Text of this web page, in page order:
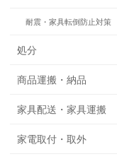
耐震・家具転倒防止対策
処分
商品運搬・納品
家具配送・家具運搬
家電取付・取外